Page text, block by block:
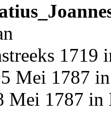
1719
Mei 1787
Mei 1787 in